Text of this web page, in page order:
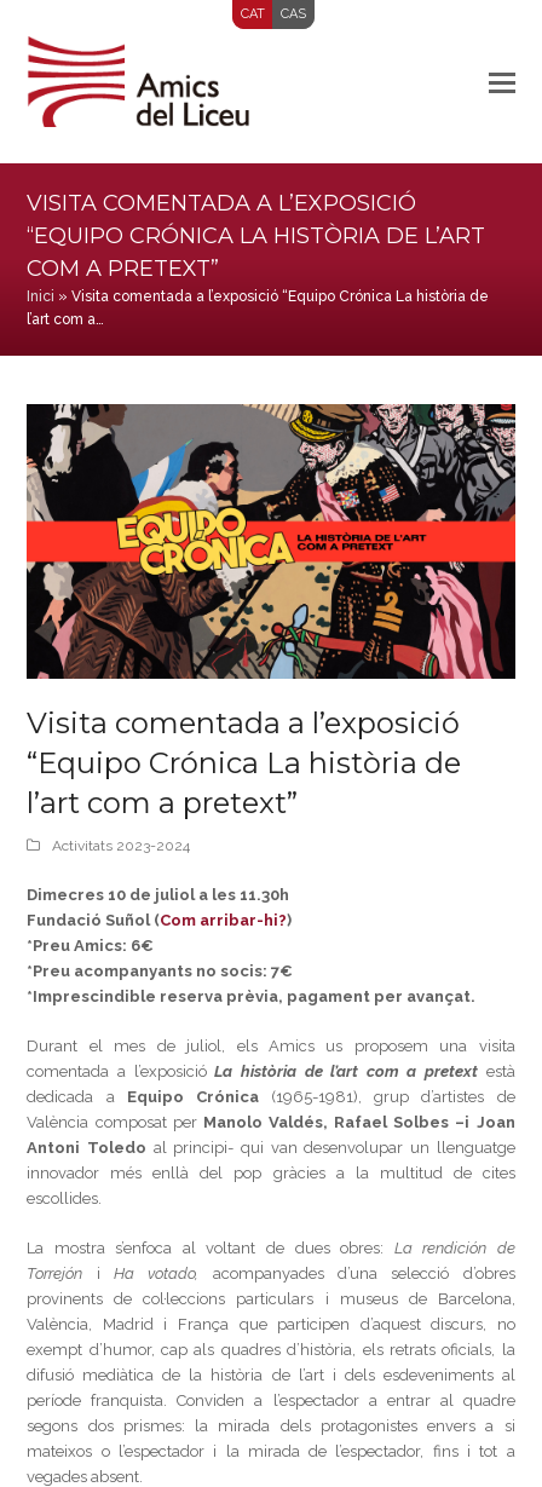
CAT CAS
VISITA COMENTADA A L’EXPOSICIÓ
“EQUIPO CRÓNICA LA HISTÒRIA DE L’ART
COM A PRETEXT”
Inici »Visita comentada a l’exposició “Equipo Crónica La història de
l’art com a…
Visita comentada a l’exposició
“Equipo Crónica La història de
l’art com a pretext”
Activitats 2023-2024
Dimecres 10 de juliol a les 11.30h
Fundació Suñol (Com arribar-hi?)
*Preu Amics: 6€
*Preu acompanyants no socis: 7€
*Imprescindible reserva prèvia, pagament per avançat.
Durant el mes de juliol, els Amics us proposem una visita
comentada a l’exposicióLa història de l’art com a pretextestà
dedicada a Equipo Crónica (1965-1981), grup d’artistes de
València composat per Manolo Valdés, Rafael Solbes –i Joan
Antoni Toledo al principi- qui van desenvolupar un llenguatge
innovador més enllà del pop gràcies a la multitud de cites
escollides.
La mostra s’enfoca al voltant de dues obres: La rendición de
Torrejón iHa votado, acompanyades d’una selecció d’obres
provinents de col·leccions particulars i museus de Barcelona,
València, Madrid i França que participen d’aquest discurs, no
exempt d’humor, cap als quadres d’història, els retrats oficials, la
difusió mediàtica de la història de l’art i dels esdeveniments al
període franquista. Conviden a l’espectador a entrar al quadre
segons dos prismes: la mirada dels protagonistes envers a si
mateixos o l’espectador i la mirada de l’espectador, fins i tot a
vegades absent.